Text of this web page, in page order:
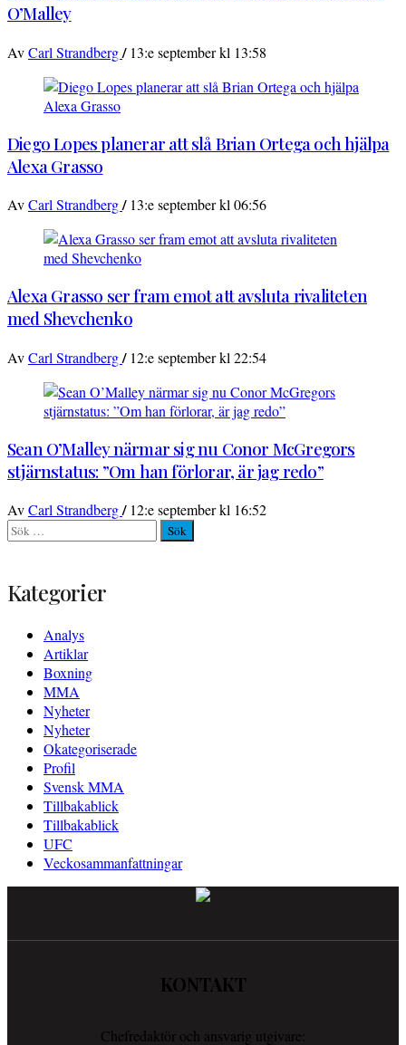
O’Malley
AvCarl Strandberg/ 13:e september kl 13:58
Diego Lopes planerar att slå Brian Ortega och hjälpa
Alexa Grasso
AvCarl Strandberg/ 13:e september kl 06:56
Alexa Grasso ser fram emot att avsluta rivaliteten
med Shevchenko
AvCarl Strandberg/ 12:e september kl 22:54
Sean O’Malley närmar sig nu Conor McGregors
stjärnstatus: ”Om han förlorar, är jag redo”
AvCarl Strandberg/ 12:e september kl 16:52
Sök
efter:
Kategorier
Analys
Artiklar
Boxning
MMA
Nyheter
Nyheter
Okategoriserade
Profil
Svensk MMA
Tillbakablick
Tillbakablick
UFC
Veckosammanfattningar
KONTAKT
Chefredaktör och ansvarig utgivare: